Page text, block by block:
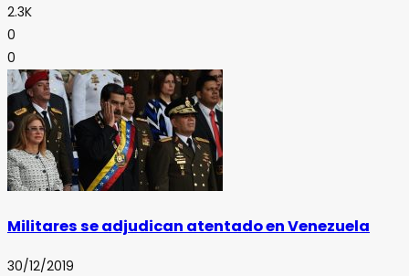
2.3K
0
0
Militares se adjudican atentado en Venezuela
30/12/2019